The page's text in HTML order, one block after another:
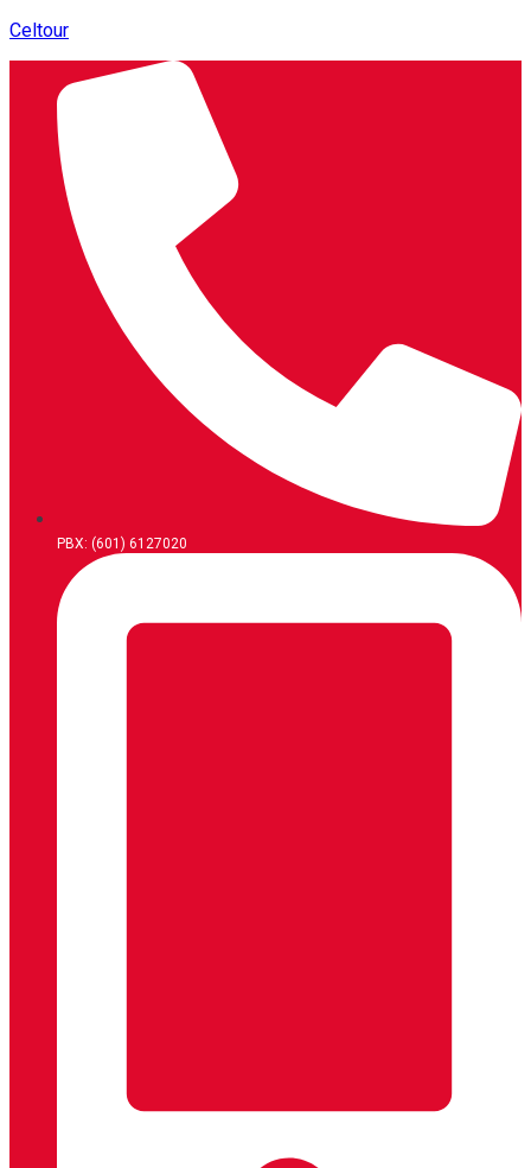
Celtour
PBX: (601) 6127020